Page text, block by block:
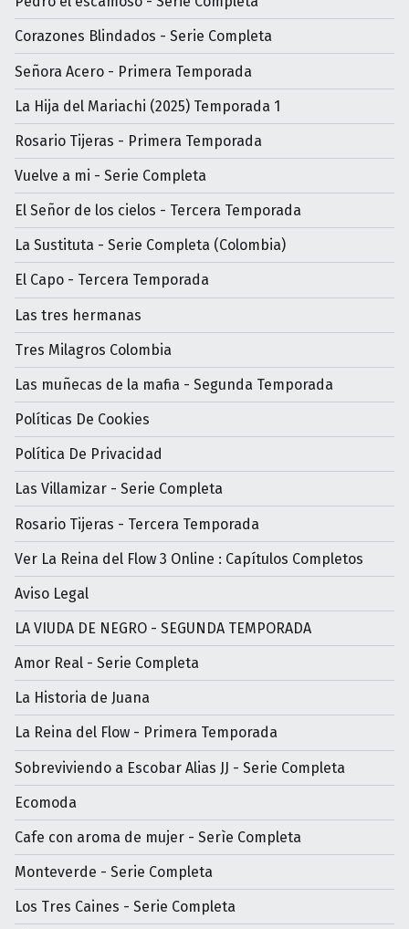
Corazones Blindados - Serie Completa
Señora Acero - Primera Temporada
La Hija del Mariachi (2025) Temporada 1
Rosario Tijeras - Primera Temporada
Vuelve a mi - Serie Completa
El Señor de los cielos - Tercera Temporada
La Sustituta - Serie Completa (Colombia)
El Capo - Tercera Temporada
Las tres hermanas
Tres Milagros Colombia
Las muñecas de la mafia - Segunda Temporada
Políticas De Cookies
Política De Privacidad
Las Villamizar - Serie Completa
Rosario Tijeras - Tercera Temporada
Ver La Reina del Flow 3 Online : Capítulos Completos
Aviso Legal
LA VIUDA DE NEGRO - SEGUNDA TEMPORADA
Amor Real - Serie Completa
La Historia de Juana
La Reina del Flow - Primera Temporada
Sobreviviendo a Escobar Alias JJ - Serie Completa
Ecomoda
Cafe con aroma de mujer - Serìe Completa
Monteverde - Serie Completa
Los Tres Caines - Serie Completa